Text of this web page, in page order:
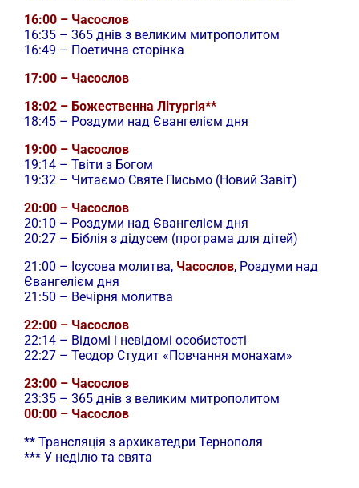
16:00 – Часослов
16:35 – 365 днів з великим митрополитом
16:49 – Поетична сторінка
17:00 – Часослов
18:02 – Божественна Літургія**
18:45 – Роздуми над Євангелієм дня
19:00 – Часослов
19:14 – Твіти з Богом
19:32 – Читаємо Святе Письмо (Новий Завіт)
20:00 – Часослов
20:10 – Роздуми над Євангелієм дня
20:27 – Біблія з дідусем (програма для дітей)
21:00 – Ісусова молитва, Часослов, Роздуми над
Євангелієм дня
21:50 – Вечірня молитва
22:00 – Часослов
22:14 – Відомі і невідомі особистості
22:27 – Теодор Студит «Повчання монахам»
23:00 – Часослов
23:35 – 365 днів з великим митрополитом
00:00 – Часослов
** Трансляція з архикатедри Тернополя
*** У неділю та свята